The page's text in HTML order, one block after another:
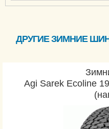
ДРУГИЕ ЗИМНИЕ
Agi Sarek Ecoline